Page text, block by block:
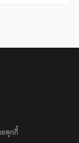
คุกกี้